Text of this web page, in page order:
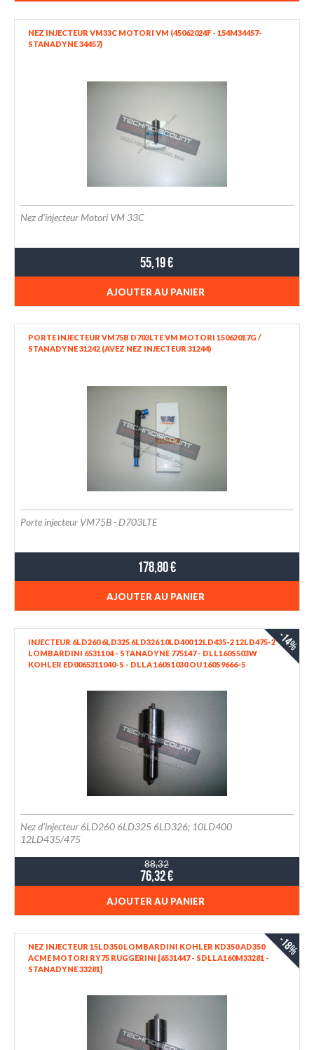
NEZ INJECTEUR VM33C MOTORI VM (45062024F - 154M34457-
STANADYNE 34457)
Nez d'injecteur Motori VM 33C
55,19 €
AJOUTER AU PANIER
PORTE INJECTEUR VM75B D703LTE VM MOTORI 15062017G /
STANADYNE 31242 (AVEZ NEZ INJECTEUR 31244)
Porte injecteur VM75B - D703LTE
178,80 €
AJOUTER AU PANIER
INJECTEUR 6LD260 6LD325 6LD326 10LD400 12LD435-2 12LD475-2
LOMBARDINI 6531104 - STANADYNE 775147 - DLL160S503W
KOHLER ED0065311040-S - DLLA 160S1030 OU 160S9666-5
-14%
Nez d'injecteur 6LD260 6LD325 6LD326; 10LD400
12LD435/475
88,32
76,32 €
AJOUTER AU PANIER
NEZ INJECTEUR 15LD350 LOMBARDINI KOHLER KD350 AD350
ACME MOTORI RY75 RUGGERINI [6531447 - SDLLA160M33281 -
STANADYNE 33281]
-18%